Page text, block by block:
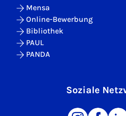
Mensa
Online-Bewerbung
Bibliothek
PAUL
PANDA
Soziale